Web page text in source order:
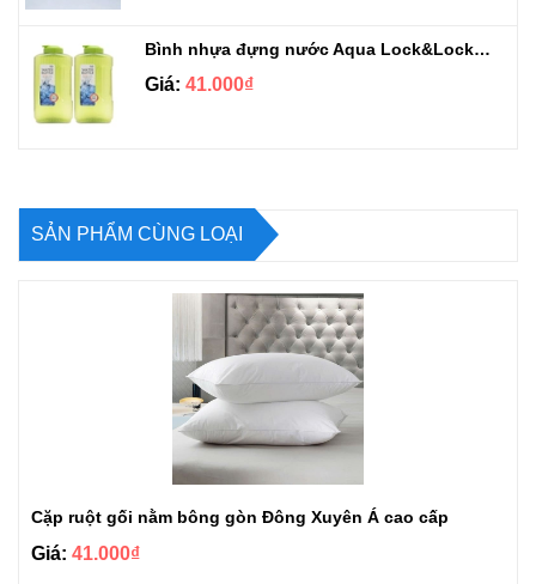
Bình nhựa đựng nước Aqua Lock&Lock 2.1L
Giá: 41.000₫
SẢN PHẨM CÙNG LOẠI
Cặp ruột gối nằm bông gòn Đông Xuyên Á cao cấp
Giá: 41.000₫